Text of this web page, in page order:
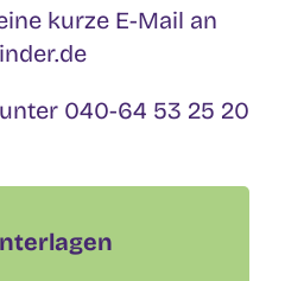
kurze E-Mail an
040-64 53 25 20